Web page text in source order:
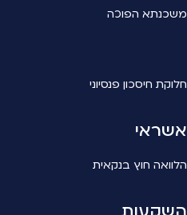
משכנתא הפוכה
חלוקת חיסכון פנסיוני
אשראי
הלוואה חוץ בנקאית